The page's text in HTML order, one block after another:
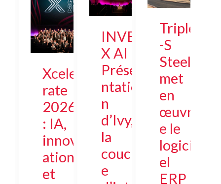
Xcele
rate
2026
: IA,
innov
ation
et
INVE
X AI :
Prése
ntatio
n
d’Ivy,
la
couch
e
Triple
-S
Steel
met
en
œuvr
e le
logici
el
ERP